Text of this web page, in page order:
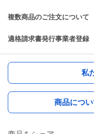
複数商品のご注文について
適格請求書発行事業者登録
私
商品につ